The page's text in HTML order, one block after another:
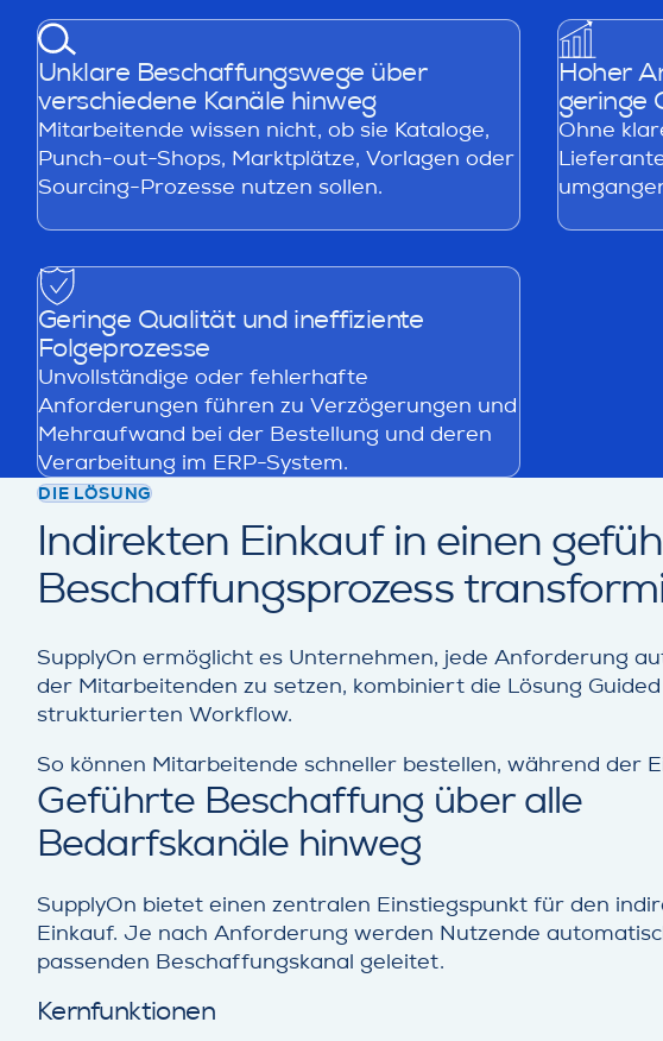
Unklare Beschaffungswege über
verschiedene Kanäle hinweg
Mitarbeitende wissen nicht, ob sie Kataloge,
Punch-out-Shops, Marktplätze, Vorlagen oder
Sourcing-Prozesse nutzen sollen.
Hoher
geringe
Ohne
Geringe Qualität und ineffiziente
Folgeprozesse
Unvollständige oder fehlerhafte
Anforderungen führen zu Verzögerungen und
Mehraufwand bei der Bestellung und deren
Verarbeitung im ERP-System.
DIE LÖSUNG
Indirekten Einkauf in einen
Beschaffungsprozess
SupplyOn ermöglicht es Unternehmen, jede Anforderung
der Mitarbeitenden zu setzen, kombiniert die Lösung
strukturierten Workflow.
So können Mitarbeitende schneller bestellen, während der
Geführte Beschaffung über alle
Bedarfskanäle hinweg
SupplyOn bietet einen zentralen Einstiegspunkt für den
Einkauf. Je nach Anforderung werden Nutzende
passenden Beschaffungskanal geleitet.
Kernfunktionen